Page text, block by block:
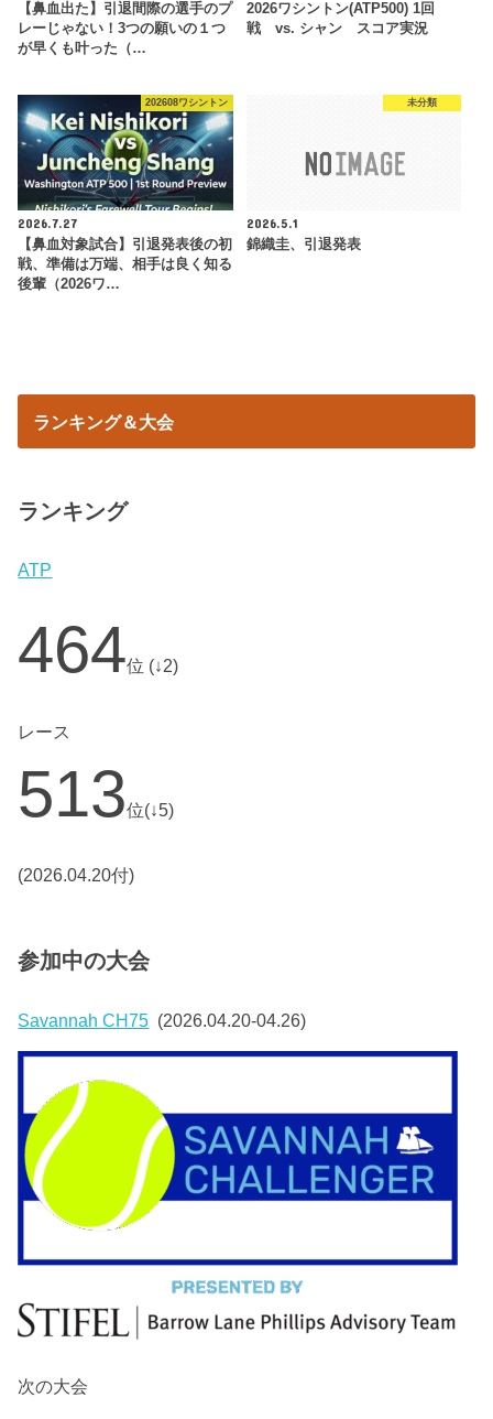
【鼻血出た】引退間際の選手のプ
レーじゃない！3つの願いの１つ
が早くも叶った（…
2026ワシントン(ATP500) 1回
戦 vs. シャン スコア実況
202608ワシントン
2026.7.27
【鼻血対象試合】引退発表後の初
戦、準備は万端、相手は良く知る
後輩（2026ワ…
未分類
2026.5.1
錦織圭、引退発表
ランキング＆大会
ランキング
ATP
464位 (↓2)
レース
513位(↓5)
(2026.04.20付)
参加中の大会
Savannah CH75 (2026.04.20-04.26)
次の大会